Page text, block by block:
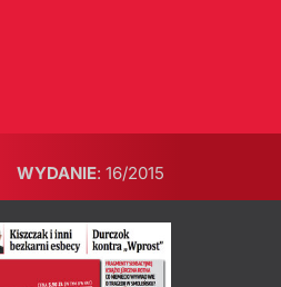
WYDANIE: 16/2015